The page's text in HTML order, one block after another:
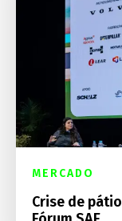
MERCADO
Crise de